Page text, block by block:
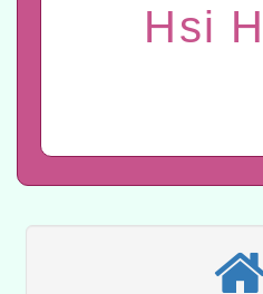
航」
「2026桃
轉知教育
灣師範大
進學校輔
本館辦理
讀推動專
科技賦能─
A3數位素
Hsi